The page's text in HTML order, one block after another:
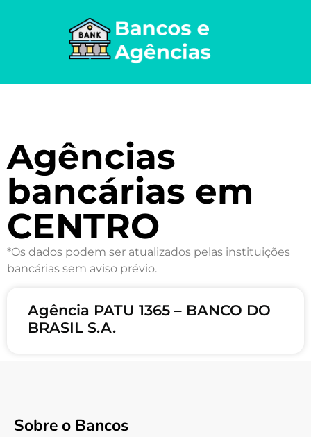
Agências
bancárias em
CENTRO
*Os dados podem ser atualizados pelas instituições
bancárias sem aviso prévio.
Agência PATU 1365 – BANCO DO
BRASIL S.A.
Sobre o Bancos